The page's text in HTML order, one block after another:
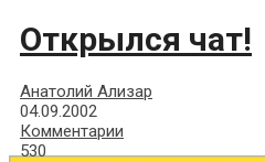
Открылся чат!
Анатолий Ализар
04.09.2002
Комментарии
530